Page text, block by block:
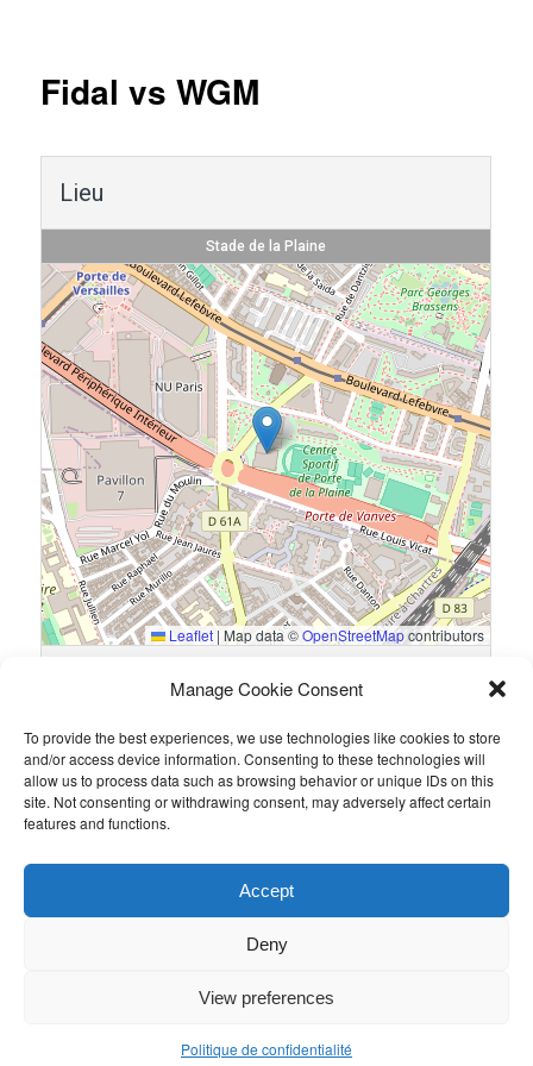
Manage Cookie Consent
To provide the best experiences, we use technologies like cookies to store
and/or access device information. Consenting to these technologies will
allow us to process data such as browsing behavior or unique IDs on this
site. Not consenting or withdrawing consent, may adversely affect certain
features and functions.
Accept
Deny
View preferences
Politique de confidentialité
Fidal vs WGM
Lieu
Stade de la Plaine
Leaflet | Map data ©OpenStreetMapcontributors
Résultats
Équipe Goals
Fidal
WGM
1
Ce contenu a été publié parAdmin. Mettez-le en favori avec son
Politique de confidentialité